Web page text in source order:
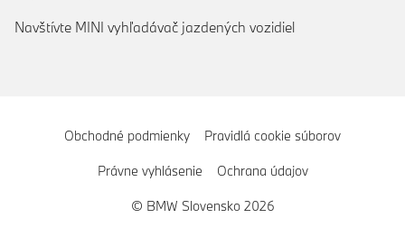
Navštívte MINI vyhľadávač jazdených vozidiel
Obchodné podmienky Pravidlá cookie súborov
Právne vyhlásenie Ochrana údajov
© BMW Slovensko 2026